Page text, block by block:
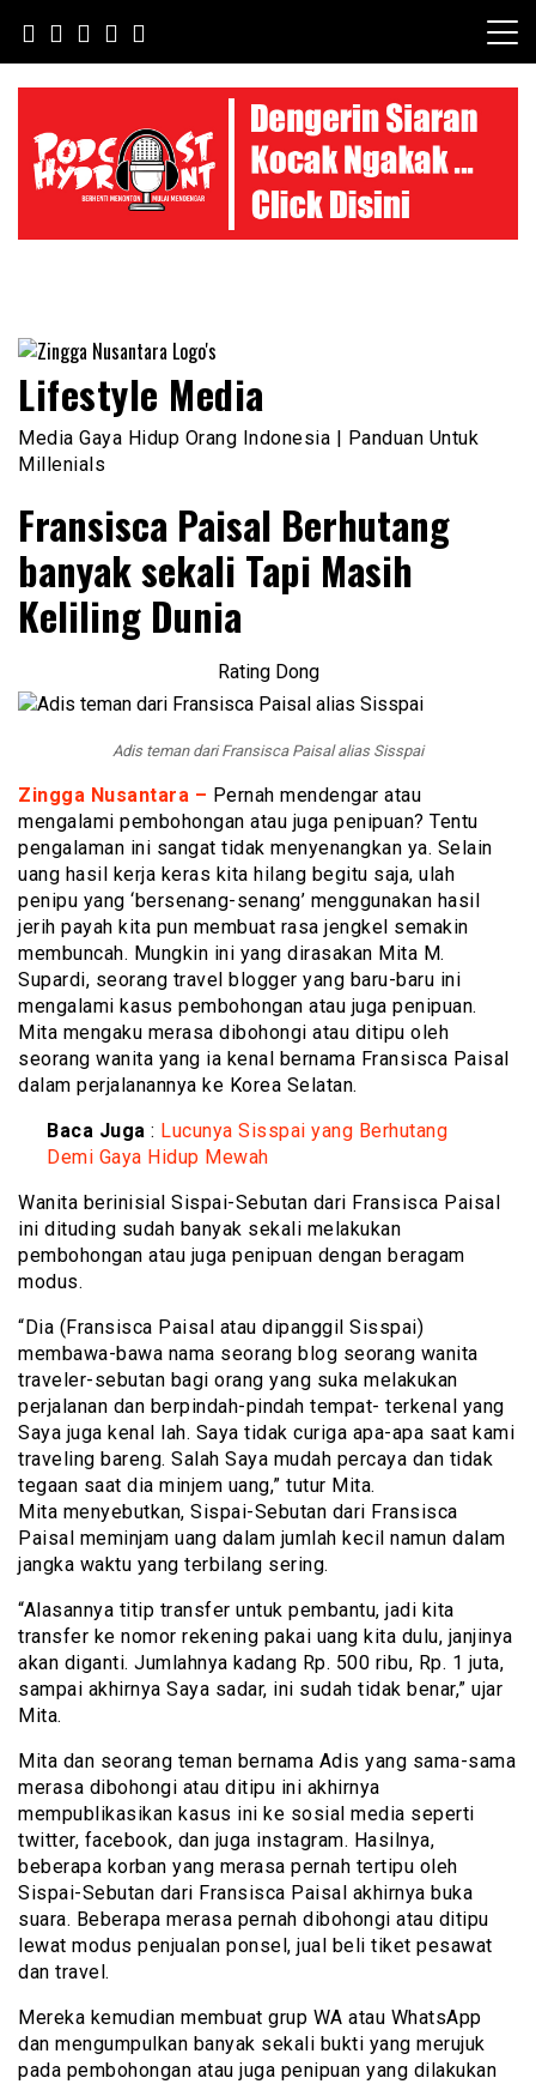
content
Lifestyle Media
Media Gaya Hidup Orang Indonesia | Panduan Untuk
Millenials
Fransisca Paisal Berhutang
banyak sekali Tapi Masih
Keliling Dunia
Rating Dong
Adis teman dari Fransisca Paisal alias Sisspai
Zingga Nusantara – Pernah mendengar atau
mengalami pembohongan atau juga penipuan? Tentu
pengalaman ini sangat tidak menyenangkan ya. Selain
uang hasil kerja keras kita hilang begitu saja, ulah
penipu yang ‘bersenang-senang’ menggunakan hasil
jerih payah kita pun membuat rasa jengkel semakin
membuncah. Mungkin ini yang dirasakan Mita M.
Supardi, seorang travel blogger yang baru-baru ini
mengalami kasus pembohongan atau juga penipuan.
Mita mengaku merasa dibohongi atau ditipu oleh
seorang wanita yang ia kenal bernama Fransisca Paisal
dalam perjalanannya ke Korea Selatan.
Baca Juga : Lucunya Sisspai yang Berhutang
Demi Gaya Hidup Mewah
Wanita berinisial Sispai-Sebutan dari Fransisca Paisal
ini dituding sudah banyak sekali melakukan
pembohongan atau juga penipuan dengan beragam
modus.
“Dia (Fransisca Paisal atau dipanggil Sisspai)
membawa-bawa nama seorang blog seorang wanita
traveler-sebutan bagi orang yang suka melakukan
perjalanan dan berpindah-pindah tempat- terkenal yang
Saya juga kenal lah. Saya tidak curiga apa-apa saat kami
traveling bareng. Salah Saya mudah percaya dan tidak
tegaan saat dia minjem uang,” tutur Mita.
Mita menyebutkan, Sispai-Sebutan dari Fransisca
Paisal meminjam uang dalam jumlah kecil namun dalam
jangka waktu yang terbilang sering.
“Alasannya titip transfer untuk pembantu, jadi kita
transfer ke nomor rekening pakai uang kita dulu, janjinya
akan diganti. Jumlahnya kadang Rp. 500 ribu, Rp. 1 juta,
sampai akhirnya Saya sadar, ini sudah tidak benar,” ujar
Mita.
Mita dan seorang teman bernama Adis yang sama-sama
merasa dibohongi atau ditipu ini akhirnya
mempublikasikan kasus ini ke sosial media seperti
twitter, facebook, dan juga instagram. Hasilnya,
beberapa korban yang merasa pernah tertipu oleh
Sispai-Sebutan dari Fransisca Paisal akhirnya buka
suara. Beberapa merasa pernah dibohongi atau ditipu
lewat modus penjualan ponsel, jual beli tiket pesawat
dan travel.
Mereka kemudian membuat grup WA atau WhatsApp
dan mengumpulkan banyak sekali bukti yang merujuk
pada pembohongan atau juga penipuan yang dilakukan